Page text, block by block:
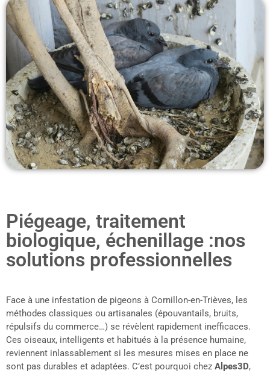
Piégeage, traitement
biologique, échenillage :nos
solutions professionnelles
Face à une infestation de pigeons à Cornillon-en-Trièves, les
méthodes classiques ou artisanales (épouvantails, bruits,
répulsifs du commerce…) se révèlent rapidement inefficaces.
Ces oiseaux, intelligents et habitués à la présence humaine,
reviennent inlassablement si les mesures mises en place ne
sont pas durables et adaptées. C’est pourquoi chez Alpes3D,